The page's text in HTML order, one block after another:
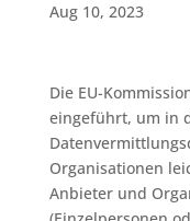
Aug 10, 2023
Die EU-
eingeführt, um in
Organisationen
Anbieter und